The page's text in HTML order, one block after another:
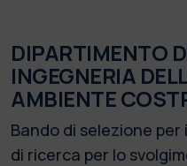
DIPARTIMENTO
INGEGNERIA
AMBIENTE
Bando di selezione
di ricerca per lo